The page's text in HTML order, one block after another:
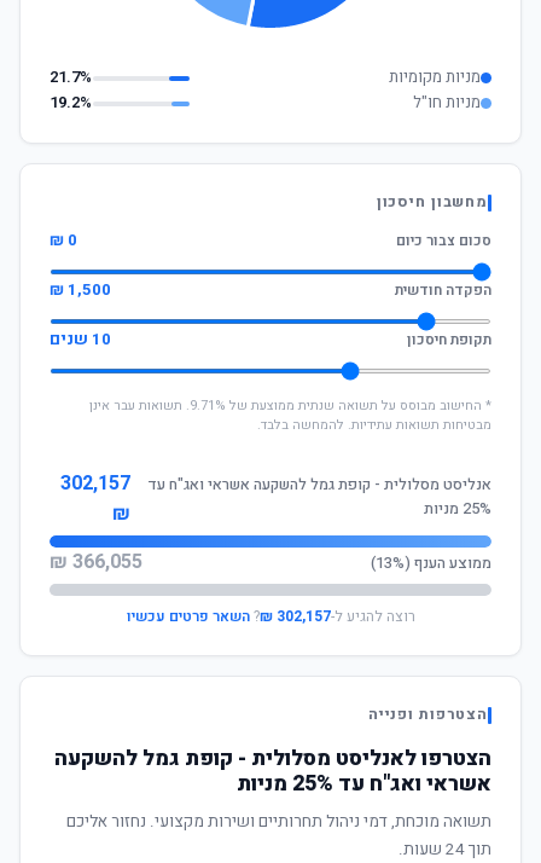
מניות מקומיות
21.7%
מניות חו"ל
19.2%
מחשבון חיסכון
סכום צבור כיום
0 ₪
הפקדה חודשית 1,500 ₪
תקופת חיסכון 10 שנים
* החישוב מבוסס על תשואה שנתית ממוצעת של 9.71%. תשואות עבר אינן
מבטיחות תשואות עתידיות. להמחשה בלבד.
אנליסט מסלולית - קופת גמל להשקעה אשראי ואג"ח עד
25% מניות
302,157
₪
ממוצע הענף (13%) 366,055 ₪
רוצה להגיע ל-302,157 ₪
?השאר פרטים עכשיו
הצטרפות ופנייה
הצטרפו לאנליסט מסלולית - קופת גמל להשקעה
אשראי ואג"ח עד 25% מניות
תשואה מוכחת, דמי ניהול תחרותיים ושירות מקצועי. נחזור אליכם
תוך 24 שעות.